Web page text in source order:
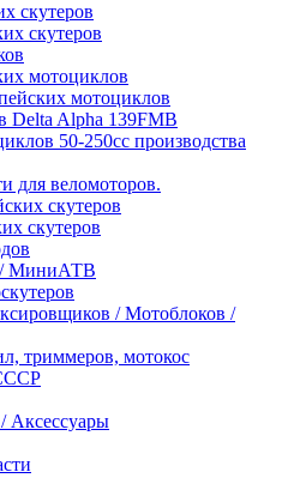
скутеров
скутеров
мотоциклов
мотоциклов
Delta Alpha 139FMB
50-250сс производства
для веломоторов.
скутеров
скутеров
/ МиниАТВ
/ Мотоблоков /
триммеров, мотокос